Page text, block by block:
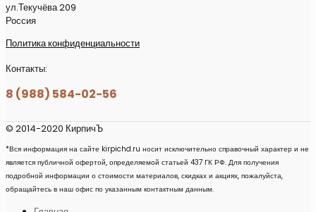
ул.Текучёва 209
Россия
Политика конфиденциальности
Контакты:
8 (988) 584-02-56
© 2014-2020 КирпичЪ
*Вся информация на сайте kirpichd.ru носит исключительно справочный характер и не
является публичной офертой, определяемой статьей 437 ГК РФ. Для получения
подробной информации о стоимости материалов, скидках и акциях, пожалуйста,
обращайтесь в наш офис по указанным контактным данным.